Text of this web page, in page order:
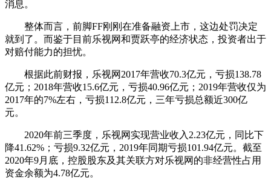
消息。
整体而言，前脚FF刚刚在准备融资上市，这边处罚决定
就到了。而鉴于目前乐视网和贾跃亭的经济状态，投资者出于
对赔付能力的担忧。
根据此前财报，乐视网2017年营收70.3亿元，亏损138.78
亿元；2018年营收15.6亿元，亏损40.96亿元；2019年营收仅为
2017年的7%左右，亏损112.8亿元，三年亏损总额近300亿
元。
2020年前三季度，乐视网实现营业收入2.23亿元，同比下
降41.62%；亏损9.32亿元，2019年同期亏损101.94亿元。截至
2020年9月底，控股股东及其关联方对乐视网的非经营性占用
资金余额为4.78亿元。